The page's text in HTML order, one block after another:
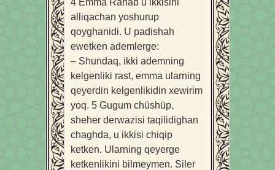
4 Emma Rahab u ikkisini
alliqachan yoshurup
qoyghanidi. U padishah
ewetken ademlerge:
– Shundaq, ikki ademning
kelgenliki rast, emma ularning
qeyerdin kelgenlikidin xewirim
yoq. 5 Gugum chüshüp,
sheher derwazisi taqilidighan
chaghda, u ikkisi chiqip
ketken. Ularning qeyerge
ketkenlikini bilmeymen. Siler